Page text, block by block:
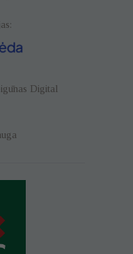
Digital